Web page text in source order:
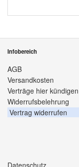
Infobereich
AGB
Versandkosten
Verträge hier kündigen
Widerrufsbelehrung
Vertrag widerrufen